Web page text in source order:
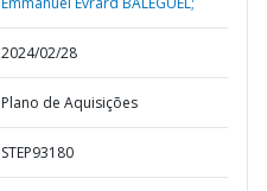
2024/02/28
Plano de Aquisições
STEP93180